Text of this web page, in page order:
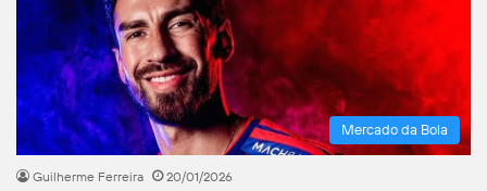
Mercado da Bola
Guilherme Ferreira 20/01/2026